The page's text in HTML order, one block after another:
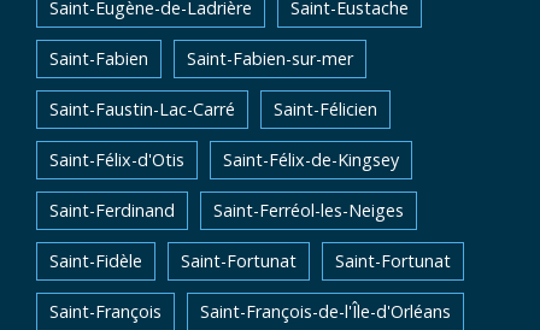
Saint-Eugène-de-Ladrière Saint-Eustache
Saint-Fabien Saint-Fabien-sur-mer
Saint-Faustin-Lac-Carré Saint-Félicien
Saint-Félix-d'Otis Saint-Félix-de-Kingsey
Saint-Ferdinand Saint-Ferréol-les-Neiges
Saint-Fidèle Saint-Fortunat Saint-Fortunat
Saint-François Saint-François-de-l'Île-d'Orléans